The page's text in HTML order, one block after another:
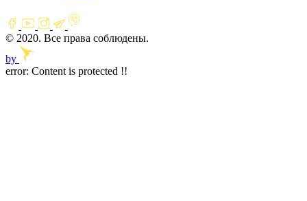
© 2020. Все права соблюдены.
by
error: Content is protected !!